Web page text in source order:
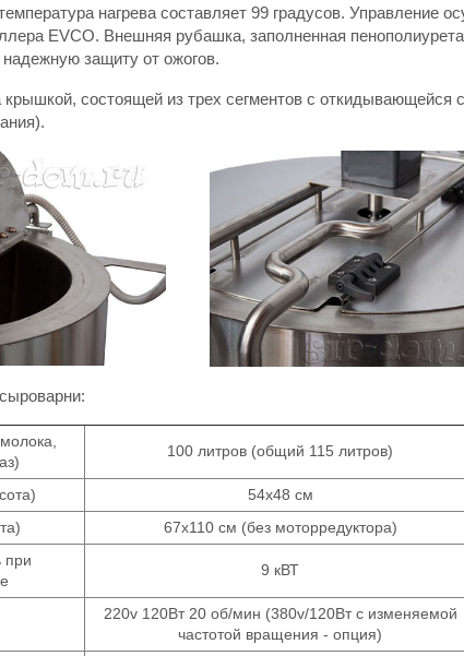
нагрева составляет 99 градусов. Управление
EVCO. Внешняя рубашка, заполненная
надежную защиту от ожогов.
состоящей из трех сегментов с откидывающейся
100 литров (общий 115 литров)
54х48 см
67х110 см (без моторредуктора)
при
9 кВТ
220v 120Вт 20 об/мин (380v/120Вт с изменяемой
частотой вращения - опция)